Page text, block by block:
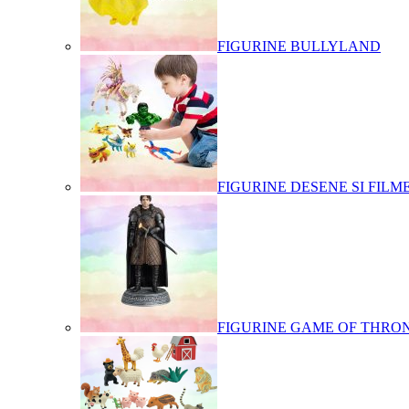
FIGURINE BULLYLAND
FIGURINE DESENE SI
FIGURINE GAME OF